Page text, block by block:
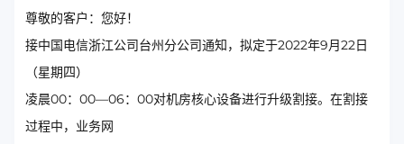
尊敬的客户：您好！
接中国电信浙江公司台州分公司通知，拟定于2022年9月22日
（星期四）
凌晨00：00—06：00对机房核心设备进行升级割接。在割接
过程中，业务网